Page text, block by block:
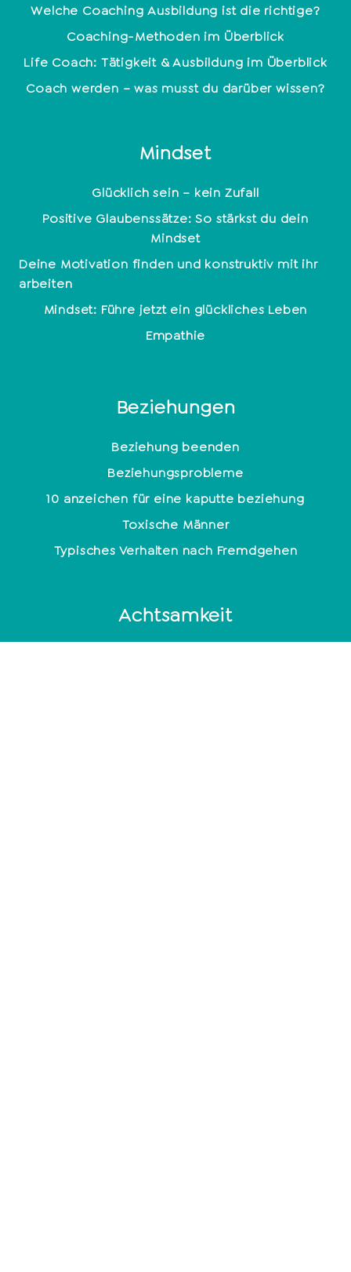
Welche Coaching Ausbildung ist die richtige?
Coaching-Methoden im Überblick
Life Coach: Tätigkeit & Ausbildung im Überblick
Coach werden – was musst du darüber wissen?
Mindset
Glücklich sein – kein Zufall
Positive Glaubenssätze: So stärkst du dein
Mindset
Deine Motivation finden und konstruktiv mit ihr
arbeiten
Mindset: Führe jetzt ein glückliches Leben
Empathie
Beziehungen
Beziehung beenden
Beziehungsprobleme
10 anzeichen für eine kaputte beziehung
Toxische Männer
Typisches Verhalten nach Fremdgehen
Achtsamkeit